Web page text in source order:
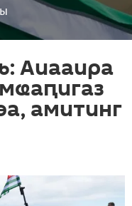
Аиааира
амитинг